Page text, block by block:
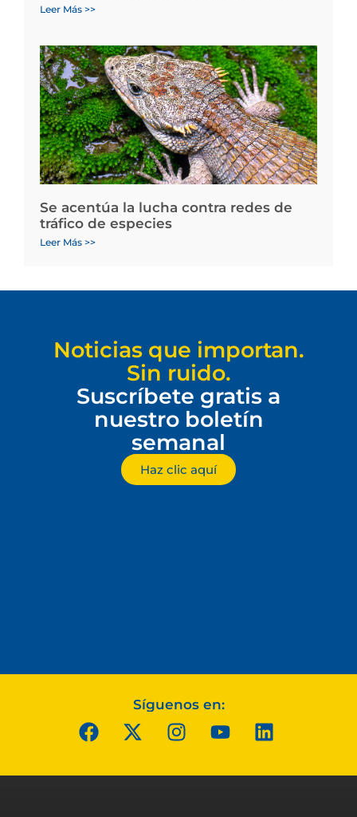
Leer Más >>
Se acentúa la lucha contra redes de
tráfico de especies
Leer Más >>
Noticias que importan.
Sin ruido.
Suscríbete gratis a
nuestro boletín
semanal
Haz clic aquí
Síguenos en: